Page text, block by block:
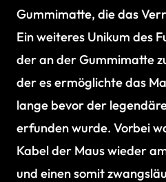
Gummimatte, die das
Ein weiteres Unikum des
der an der Gummimatte
der es ermöglichte das
lange bevor der
erfunden wurde. Vorbei
Kabel der Maus wieder
und einen somit